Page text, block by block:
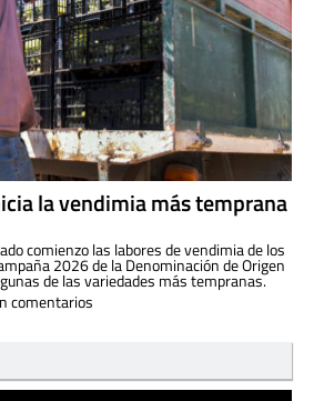
la vendimia más temprana
comienzo las labores de vendimia de los
2026 de la Denominación de Origen
de las variedades más tempranas.
comentarios